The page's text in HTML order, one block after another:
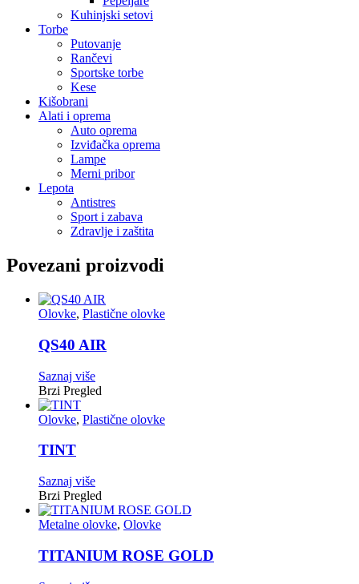
Kuhinjski setovi
Torbe
Putovanje
Rančevi
Sportske torbe
Kese
Kišobrani
Alati i oprema
Auto oprema
Izviđačka oprema
Lampe
Merni pribor
Lepota
Antistres
Sport i zabava
Zdravlje i zaštita
Povezani proizvodi
Olovke, Plastične olovke
QS40 AIR
Saznaj više
Brzi Pregled
Olovke, Plastične olovke
TINT
Saznaj više
Brzi Pregled
Metalne olovke, Olovke
TITANIUM ROSE GOLD